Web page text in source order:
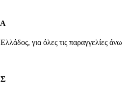
για όλες τις παραγγελίες άνω